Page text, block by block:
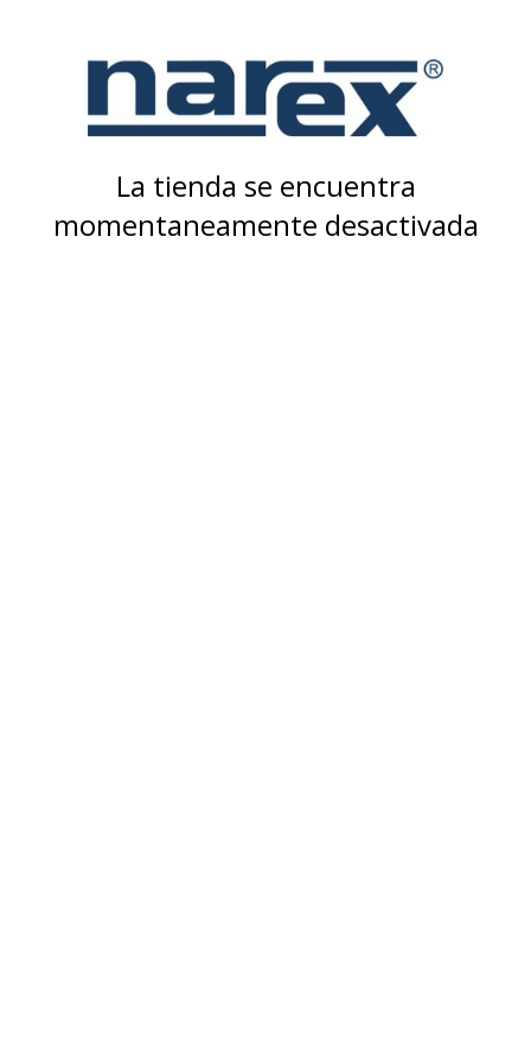
La tienda se encuentra
momentaneamente desactivada